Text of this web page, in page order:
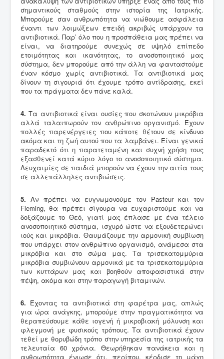
σημαντικούς σταθμούς στην ιστορία της Ιατρικής.
Μπορούμε σαν ανθρωπότητα να νιώθουμε ασφάλεια
έναντι των λοιμώξεων επειδή ακριβώς υπάρχουν τα
αντιβιοτικά. Παρ’ όλο που η προσπάθεια μας πρέπει να
είναι, να διατηρούμε συνεχώς σε υψηλό επίπεδο
ετοιμότητας και ικανότητας, το ανοσοποιητικό μας
σύστημα, δεν μπορούμε από την άλλη να φανταστούμε
έναν κόσμο χωρίς αντιβιοτικά. Τα αντιβιοτικά μας
δίνουν τη σιγουριά ότι έχουμε τρόπο αντίδρασης, εκεί
που τα πράγματα δεν πάνε καλά.
4. Τα αντιβιοτικά είναι ουσίες που σκοτώνουν μικρόβια
αλλά ταλαιπωρούν τον ανθρώπινο οργανισμό. Έχουν
πολλές παρενέργειες που κάποτε θέτουν σε κίνδυνο
ακόμα και τη ζωή αυτού που τα λαμβάνει. Είναι γενικά
παραδεκτό ότι η παρατεταμένη και συχνή χρήση τους
εξασθενεί κατά κύριο λόγο το ανοσοποιητικό σύστημα.
Λευχαιμίες σε παιδιά μπορούν να έχουν την αιτία τους
σε αλλεπάλληλες αντιβιώσεις.
5. Αν πρέπει να ευγνωμονούμε τον Pasteur και τον
Fleming, θα πρέπει σίγουρα να ευχαριστούμε και να
δοξάζουμε το Θεό, γιατί μας έπλασε με ένα τέλειο
ανοσοποιητικό σύστημα, ισχυρό ώστε να εξουδετερώνει
ιούς και μικρόβια. Θαυμάζουμε την αρμονική συμβίωση
που υπάρχει στον ανθρώπινο οργανισμό, ανάμεσα στα
μικρόβια και στο σώμα μας. Τα τρισεκατομμύρια
μικρόβια συμβιώνουν αρμονικά με τα τρισεκατομμύρια
των κυττάρων μας και βοηθούν αποφασιστικά στην
πέψη, ακόμα και στην παραγωγή βιταμινών.
6. Έχοντας τα αντιβιοτικά στη φαρέτρα μας, απλώς
για ώρα ανάγκης, μπορούμε στην πραγματικότητα να
θεραπεύσουμε κάθε ιογενή ή μικροβιακή μόλυνση και
φλεγμονή με φυσικούς τρόπους. Τα αντιβιοτικά έχουν
τεθεί με θορυβώδη τρόπο στην υπηρεσία της ιατρικής τα
τελευταία 60 χρόνια. Θεωρήθηκαν πανάκεια και η
ανθρωπότητα ένιωσε ότι, περίπου, κέρδισε τη μάχη